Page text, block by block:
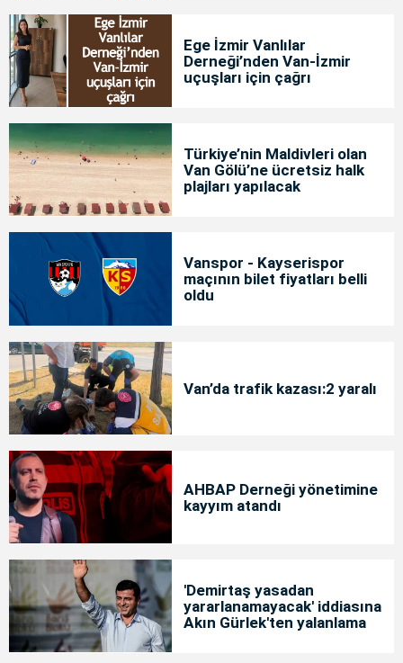
Ege İzmir Vanlılar
Derneği’nden Van-İzmir
uçuşları için çağrı
Türkiye’nin Maldivleri olan
Van Gölü’ne ücretsiz halk
plajları yapılacak
Vanspor - Kayserispor
maçının bilet fiyatları belli
oldu
Van’da trafik kazası:2 yaralı
AHBAP Derneği yönetimine
kayyım atandı
'Demirtaş yasadan
yararlanamayacak' iddiasına
Akın Gürlek'ten yalanlama